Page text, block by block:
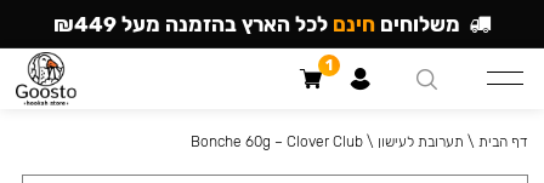
דף הבית \ תערובת לעישון \
Bonche 60g – Clover Club
משלוחים חינם לכל הארץ בהזמנה מעל ₪449
1